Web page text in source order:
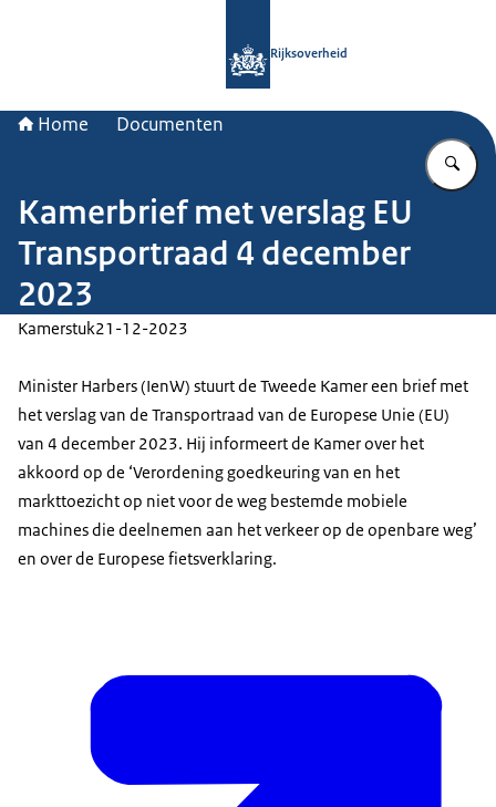
Rijksoverheid
Home Documenten
Kamerbrief met verslag EU
Transportraad 4 december
2023
Kamerstuk21-12-2023
Minister Harbers (IenW) stuurt de Tweede Kamer een brief met
het verslag van de Transportraad van de Europese Unie (EU)
van 4 december 2023. Hij informeert de Kamer over het
akkoord op de ‘Verordening goedkeuring van en het
markttoezicht op niet voor de weg bestemde mobiele
machines die deelnemen aan het verkeer op de openbare weg’
en over de Europese fietsverklaring.